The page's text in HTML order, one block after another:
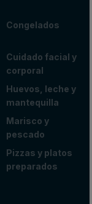
Congelados
Cuidado facial y
corporal
Huevos, leche y
mantequilla
Marisco y
pescado
Pizzas y platos
preparados